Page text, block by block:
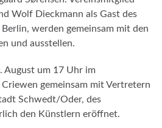
Wolf Dieckmann als Gast des
werden gemeinsam mit den
und ausstellen.
August um 17 Uhr im
gemeinsam mit Vertretern
Schwedt/Oder, des
den Künstlern eröffnet.